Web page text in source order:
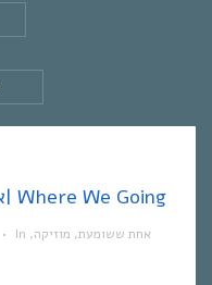
אחת ששומעת #419 | 11/6/20| Where We Going
• In אחת ששומעת, מוזיקה,